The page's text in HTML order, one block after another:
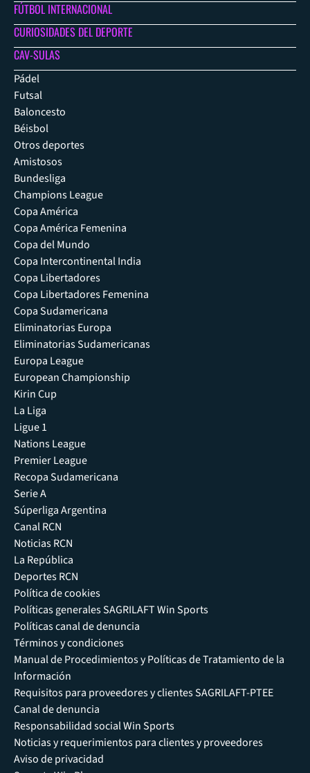
FÚTBOL INTERNACIONAL
CURIOSIDADES DEL DEPORTE
CAV-SULAS
Pádel
Futsal
Baloncesto
Béisbol
Otros deportes
Amistosos
Bundesliga
Champions League
Copa América
Copa América Femenina
Copa del Mundo
Copa Intercontinental India
Copa Libertadores
Copa Libertadores Femenina
Copa Sudamericana
Eliminatorias Europa
Eliminatorias Sudamericanas
Europa League
European Championship
Kirin Cup
La Liga
Ligue 1
Nations League
Premier League
Recopa Sudamericana
Serie A
Súperliga Argentina
Canal RCN
Noticias RCN
La República
Deportes RCN
Política de cookies
Políticas generales SAGRILAFT Win Sports
Políticas canal de denuncia
Términos y condiciones
Manual de Procedimientos y Políticas de Tratamiento de la
Información
Requisitos para proveedores y clientes SAGRILAFT-PTEE
Canal de denuncia
Responsabilidad social Win Sports
Noticias y requerimientos para clientes y proveedores
Aviso de privacidad